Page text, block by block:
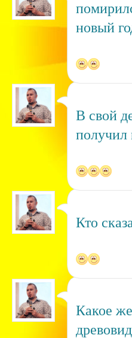
новый
В свой
получил
Кто
Какое